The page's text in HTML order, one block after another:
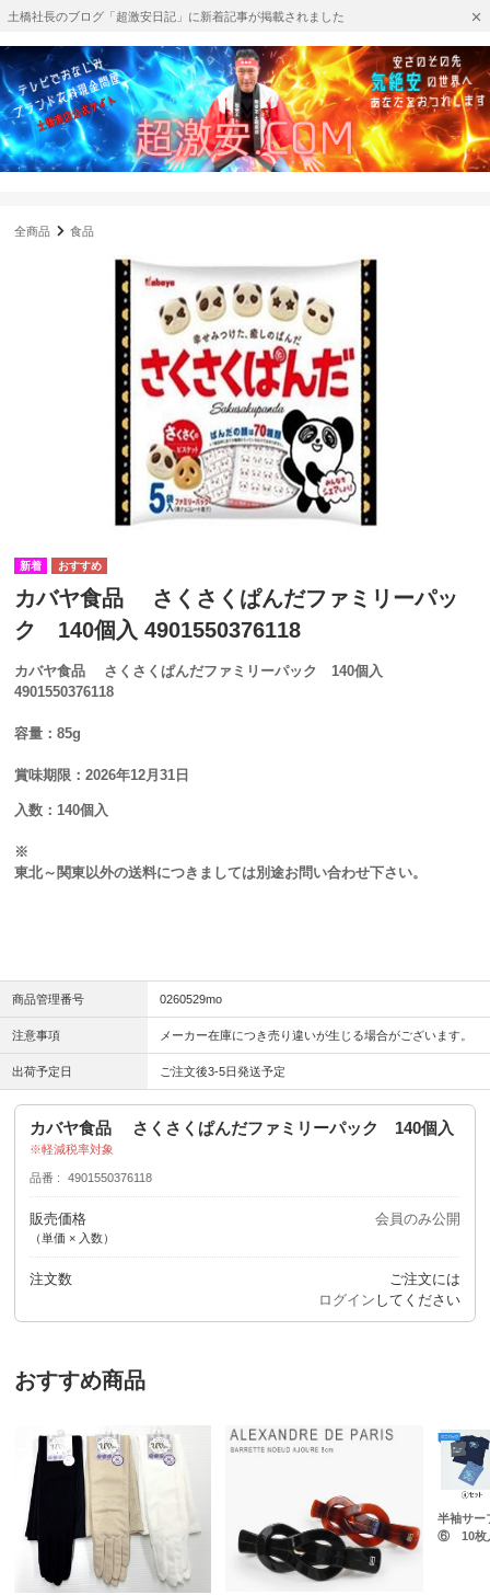
土橋社長のブログ「超激安日記」に新着記事が掲載されました
全商品 食品
カバヤ食品 さくさくぱんだファミリーパッ
ク 140個入 4901550376118
カバヤ食品 さくさくぱんだファミリーパック 140個入
4901550376118
容量：85g
賞味期限：2026年12月31日
入数：140個入
※
東北～関東以外の送料につきましては別途お問い合わせ下さい。
商品管理番号 0260529mo
注意事項 メーカー在庫につき売り違いが生じる場合がございます。
出荷予定日 ご注文後3-5日発送予定
カバヤ食品 さくさくぱんだファミリーパック 140個入
軽減税率対象
品番 4901550376118
販売価格
（単価 × 入数）
会員のみ公開
注文数
ご注文には
ログイン してください
おすすめ商品
半袖サ
⑥ 10枚